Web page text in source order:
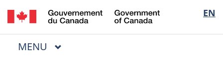
Passer
au
contenu
Passer
à
« Au
Passer
à
la
EN
of
Menu
MENU PRINCIPAL